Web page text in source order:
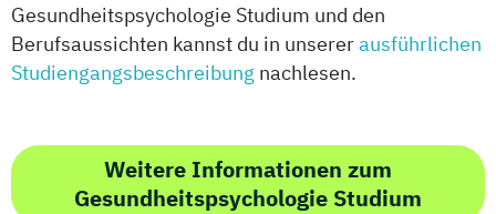
Gesundheitspsychologie Studium und den
Berufsaussichten kannst du in unsererausführlichen
Studiengangsbeschreibung nachlesen.
Weitere Informationen zum
Gesundheitspsychologie Studium